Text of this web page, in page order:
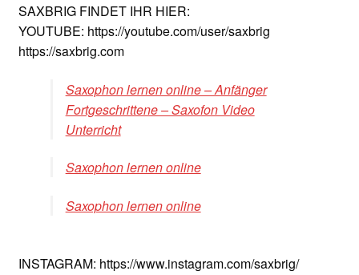
SAXBRIG FINDET IHR HIER:
YOUTUBE: https://youtube.com/user/saxbrig
https://saxbrig.com
Saxophon lernen online – Anfänger
Fortgeschrittene – Saxofon Video
Unterricht
Saxophon lernen online
Saxophon lernen online
INSTAGRAM: https://www.instagram.com/saxbrig/